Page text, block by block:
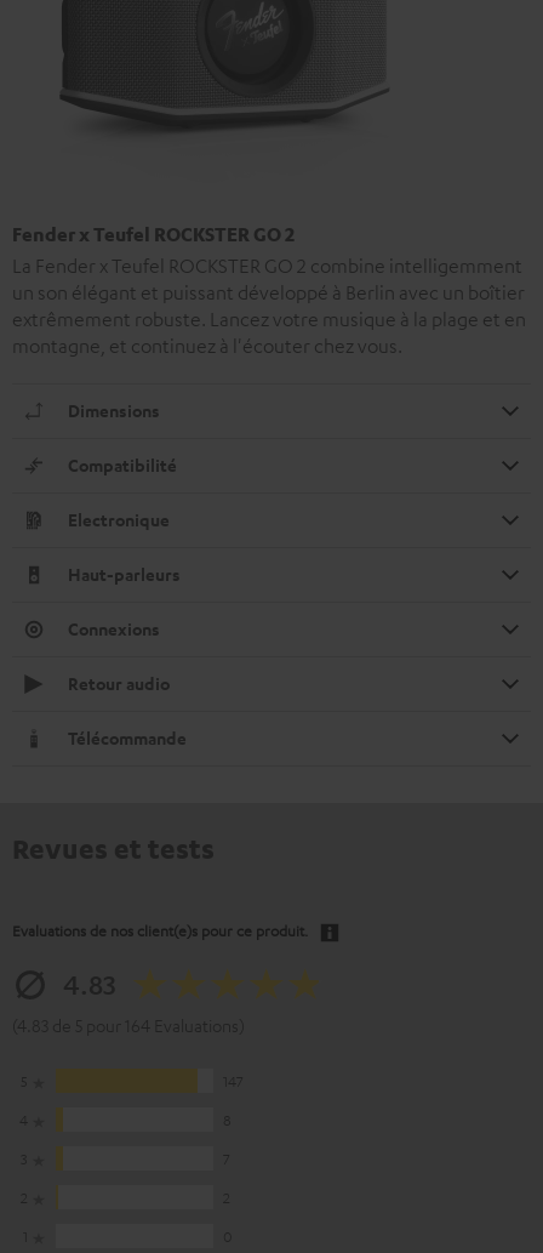
Fender x Teufel ROCKSTER GO 2
La Fender x Teufel ROCKSTER GO 2 combine intelligemment
un son élégant et puissant développé à Berlin avec un boîtier
extrêmement robuste. Lancez votre musique à la plage et en
montagne, et continuez à l'écouter chez vous.
Dimensions
Compatibilité
Electronique
Haut-parleurs
Connexions
Retour audio
Télécommande
Evaluations de nos client(e)s pour ce produit.